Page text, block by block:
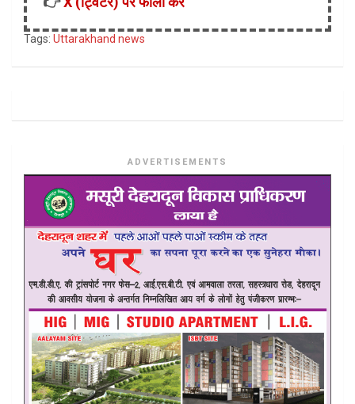
Tags: Uttarakhand news
ADVERTISEMENTS